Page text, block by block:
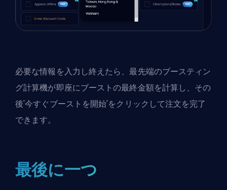
必要な情報を入力し終えたら、最先端のブースティン
グ計算機が即座にブーストの最終金額を計算し、その
後'今すぐブーストを開始'をクリックして注文を完了
できます。
最後に一つ